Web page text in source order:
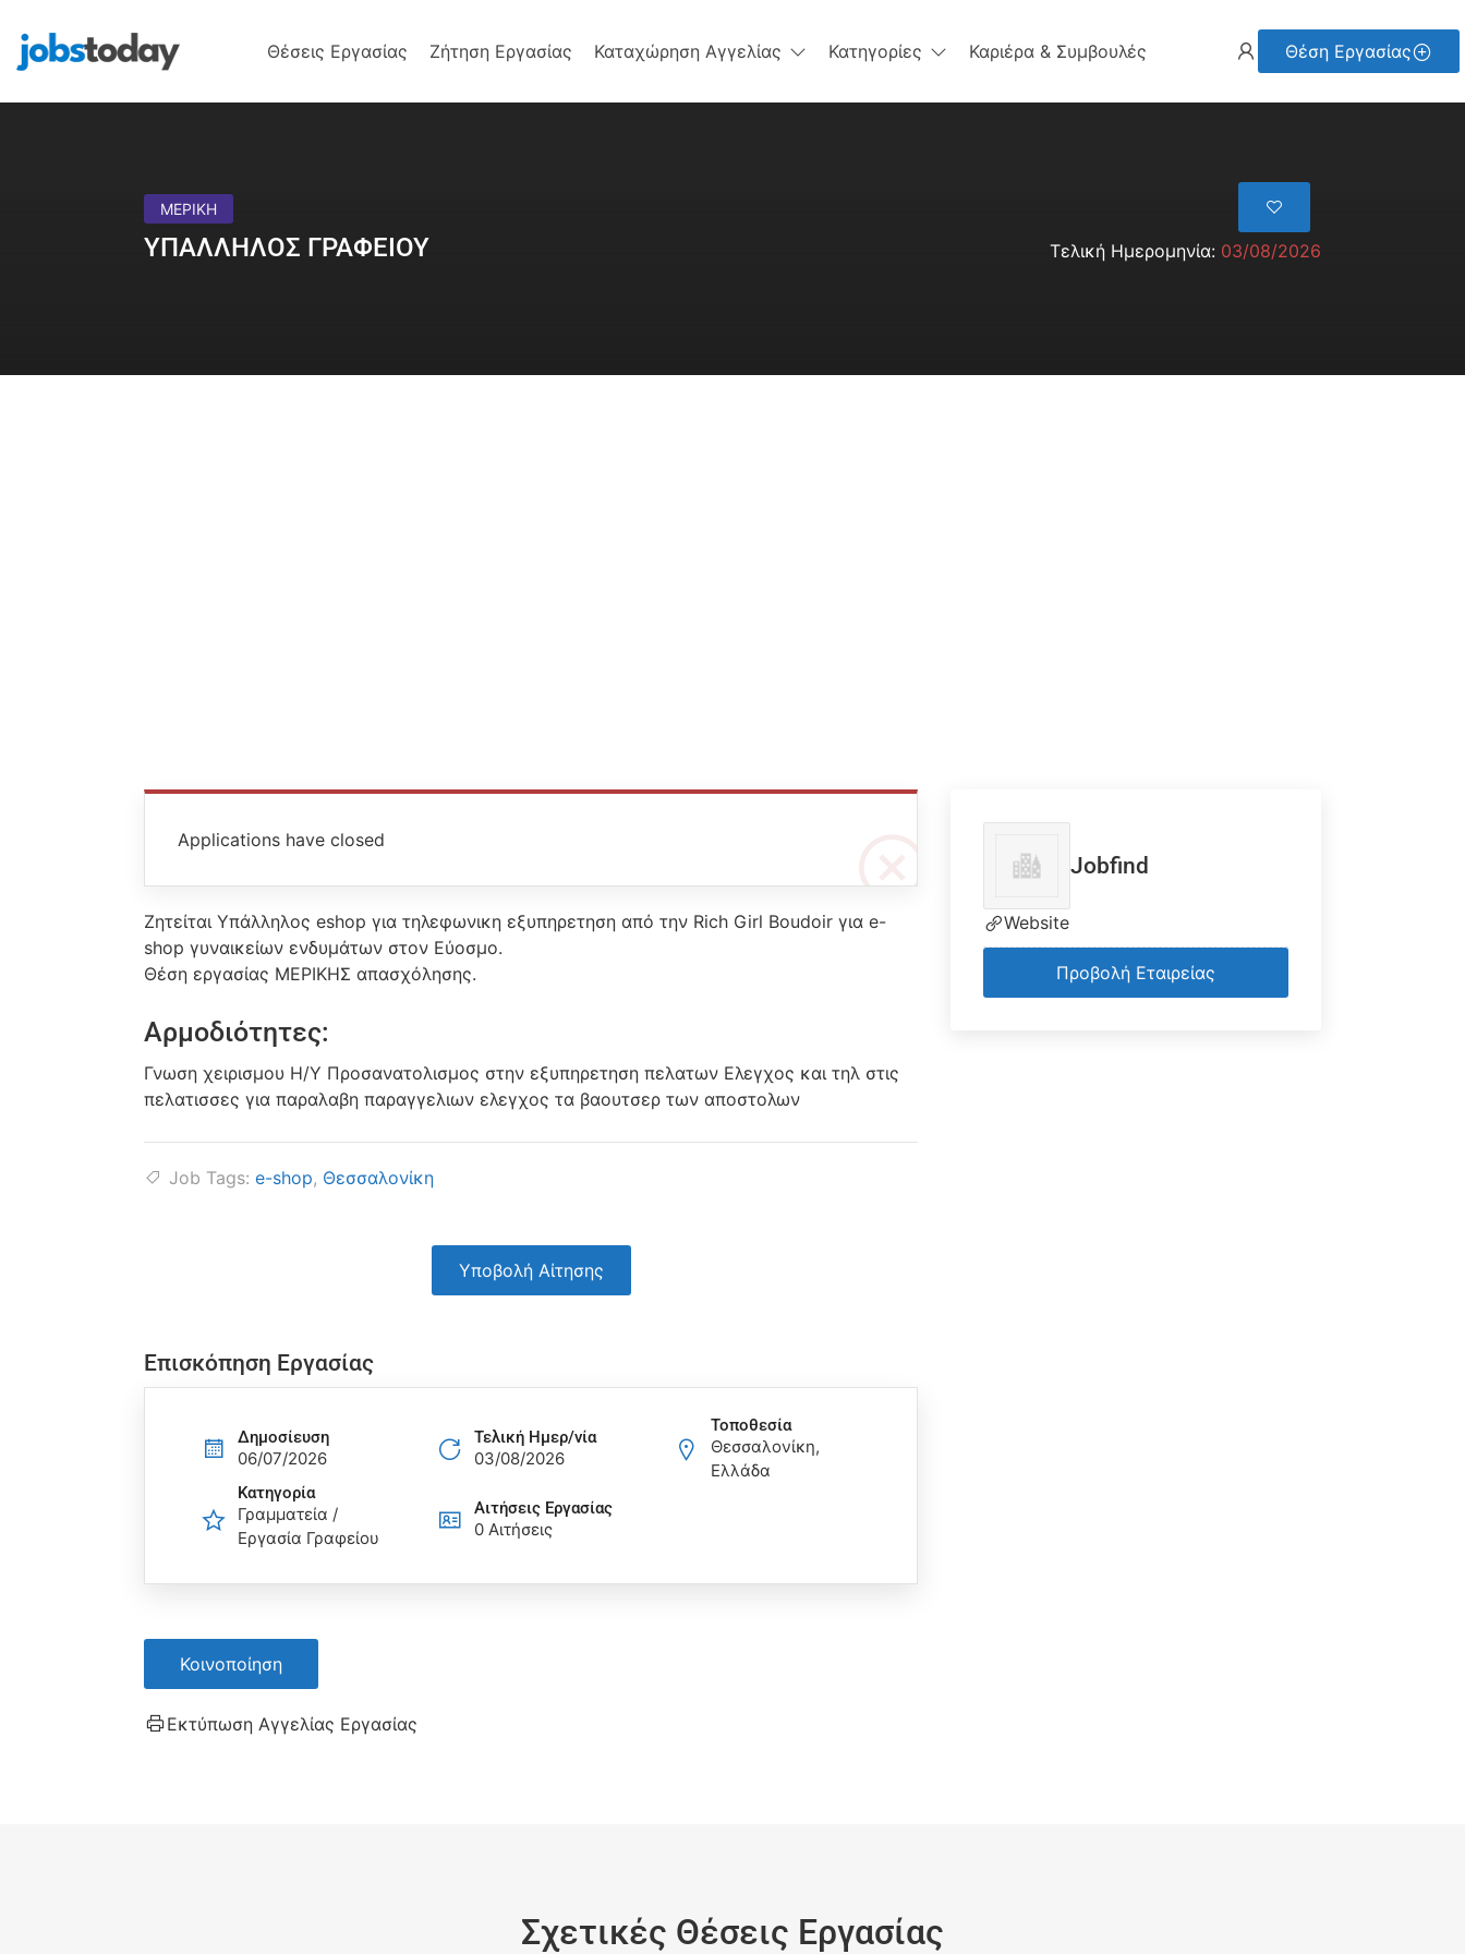
Θέσεις Εργασίας Ζήτηση Εργασίας Καταχώρηση Αγγελίας Κατηγορίες Καριέρα & Συμβουλές Θέση Εργασίας
ΜΕΡΙΚΗ
ΥΠΑΛΛΗΛΟΣ ΓΡΑΦΕΙΟΥ Τελική Ημερομηνία: 03/08/2026
Applications have closed
Ζητείται Υπάλληλος eshop για τηλεφωνικη εξυπηρετηση από την Rich Girl Boudoir για e-
shop γυναικείων ενδυμάτων στον Εύοσμο.
Θέση εργασίας ΜΕΡΙΚΗΣ απασχόλησης.
Αρμοδιότητες:
Γνωση χειρισμου Η/Υ Προσανατολισμος στην εξυπηρετηση πελατων Ελεγχος και τηλ στις
πελατισσες για παραλαβη παραγγελιων ελεγχος τα βαουτσερ των αποστολων
Job Tags: e-shop, Θεσσαλονίκη
Υποβολή Αίτησης
Επισκόπηση Εργασίας
Δημοσίευση
06/07/2026
Τελική Ημερ/νία
03/08/2026
Τοποθεσία
Θεσσαλονίκη,
Ελλάδα
Κατηγορία
Γραμματεία /
Εργασία Γραφείου
Αιτήσεις Eργασίας
0 Αιτήσεις
Κοινοποίηση
Εκτύπωση Αγγελίας Εργασίας
Jobfind
Website
Προβολή Εταιρείας
Σχετικές Θέσεις Εργασίας